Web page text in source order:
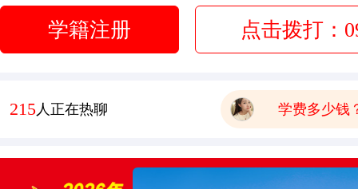
庞*换 烹饪全能班 高中毕业
学籍注册 点击拨打：
281人正在热聊
可以去大型酒店或者面包房
有木有已经毕业的学生，